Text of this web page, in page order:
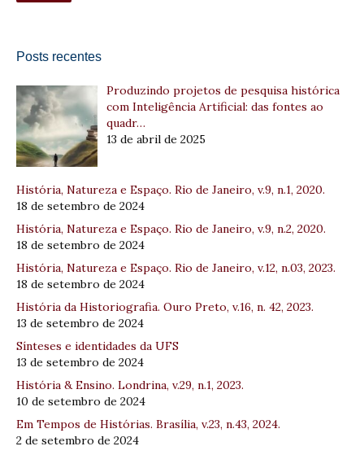
Posts recentes
Produzindo projetos de pesquisa histórica
com Inteligência Artificial: das fontes ao
quadr…
13 de abril de 2025
História, Natureza e Espaço. Rio de Janeiro, v.9, n.1, 2020.
18 de setembro de 2024
História, Natureza e Espaço. Rio de Janeiro, v.9, n.2, 2020.
18 de setembro de 2024
História, Natureza e Espaço. Rio de Janeiro, v.12, n.03, 2023.
18 de setembro de 2024
História da Historiografia. Ouro Preto, v.16, n. 42, 2023.
13 de setembro de 2024
Sínteses e identidades da UFS
13 de setembro de 2024
História & Ensino. Londrina, v.29, n.1, 2023.
10 de setembro de 2024
Em Tempos de Histórias. Brasília, v.23, n.43, 2024.
2 de setembro de 2024